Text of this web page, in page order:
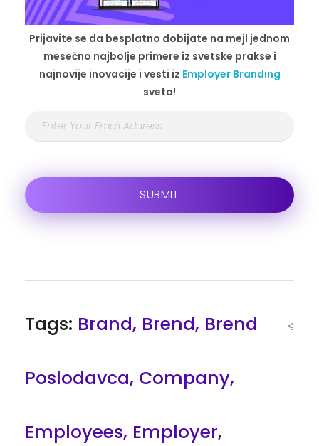
Prijavite se da besplatno dobijate na mejl jednom
mesečno najbolje primere iz svetske prakse i
najnovije inovacije i vesti iz Employer Branding
sveta!
Tags: Brand, Brend, Brend
Poslodavca, Company,
Employees, Employer,